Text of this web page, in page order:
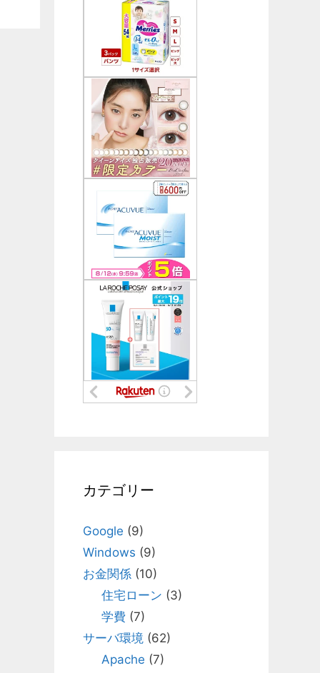
カテゴリー
Google (9)
Windows (9)
お金関係 (10)
住宅ローン (3)
学費(7)
サーバ環境 (62)
Apache (7)